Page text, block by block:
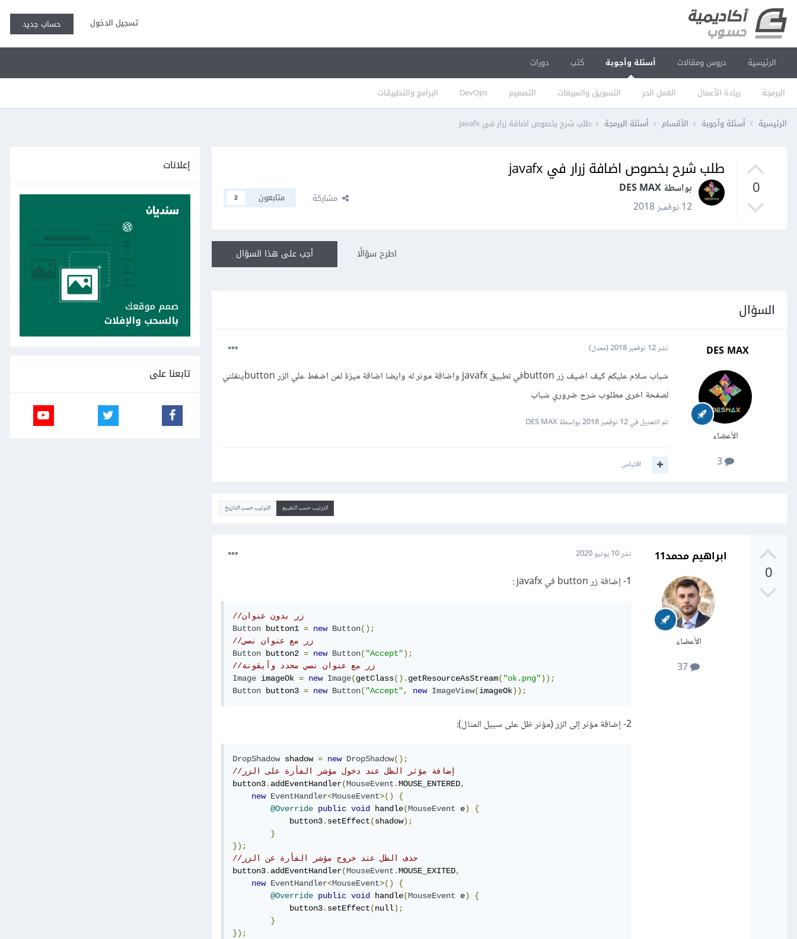
تسجيل الدخول حساب جديد
الرئيسية دروس ومقالات أسئلة وأجوبة
البرمجة ريادة الأعمال العمل الحر التسويق والمبيعات التصميم DevOps البرامج والتطبيقات
كتب دورات
الرئيسية أسئلة وأجوبة الأقسام أسئلة البرمجة طلب شرح بخصوص اضافة زرار في javafx
0
طلب شرح بخصوص اضافة زرار في javafx
بواسطة DES MAX
12 نوفمبر 2018
مشاركة متابعون 2
أجب على هذا السؤال اطرح سؤالًا
السؤال
DES MAX
الأعضاء
3
نشر12 نوفمبر 2018 (معدل)
شباب سلام عليكم كيف اضيف زر buttonفي تطبيق javafx واضافة موثر له وايضا اضافة ميزة لمن اضغط علي الزر buttonينقلني
لصفحة اخرى مطلوب شرح ضروري شباب
تم التعديل في12 نوفمبر 2018 بواسطة DES MAX
اقتباس
الترتيب حسب التقييم الترتيب حسب التاريخ
0
ابراهيم محمد11
الأعضاء
نشر10 يونيو 2020
1- إضافة زر button في javafx :
//زر بدون عنوان
Button button1 = new Button();
//زر مع عنوان نصي
Button button2 = new Button( "Accept");
//زر مع عنوان نصي محدد وأيقونة
Image imageOk = new Image(getClass(). getResourceAsStream( "ok.png"));
Button button3 = new Button( "Accept", new ImageView(imageOk));
2- إضافة مؤثر إلى الزر (مؤثر ظل على سبيل المثال):
DropShadow shadow = new DropShadow();
//إضافة مؤثر الظل عند دخول مؤشر الفأرة على الزر
button3. addEventHandler(MouseEvent .MOUSE_ENTERED,
new EventHandler<MouseEvent>()
{
@Override public void handle(MouseEvent e)
{
            button3
. setEffect(shadow);
}
});
//حذف الظل عند خروج مؤشر الفأرة عن الزر
button3. addEventHandler(MouseEvent .MOUSE_EXITED,
new EventHandler<MouseEvent>()
{
@Override public void handle(MouseEvent e)
{
            button3
. setEffect(null);
}
});
إعلانات
تابعنا على